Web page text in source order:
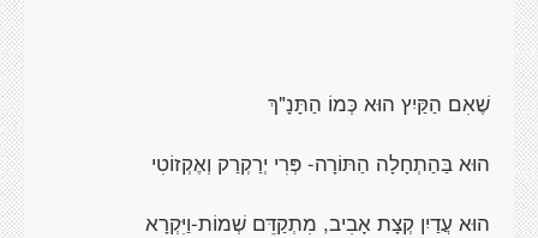
שֶׁאִם הַקַּיִץ הוּא כְּמוֹ הַתָּנָ"ךְ
הוּא בַּהַתְחָלָה הַתּוֹרָה- פְּרִי יְרַקְרַק וְאֶקְזוֹטִי
הוּא עֲדַיִן קְצָת אָבִיב, מִתְקַדֵּם שְׁמוֹת-וַיִּקְרָא